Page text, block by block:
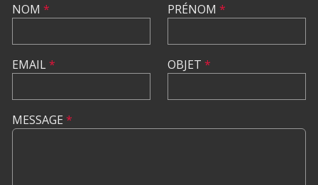
NOM *
EMAIL*
PRÉNOM *
OBJET *
MESSAGE *